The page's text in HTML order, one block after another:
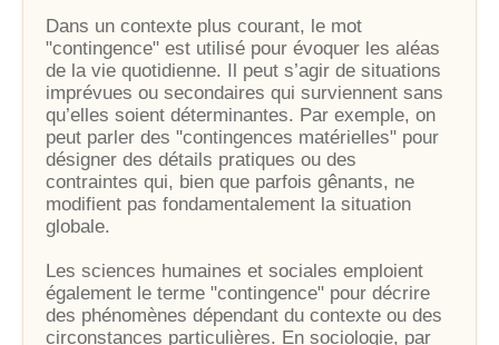
Dans un contexte plus courant, le mot
"contingence" est utilisé pour évoquer les aléas
de la vie quotidienne. Il peut s’agir de situations
imprévues ou secondaires qui surviennent sans
qu’elles soient déterminantes. Par exemple, on
peut parler des "contingences matérielles" pour
désigner des détails pratiques ou des
contraintes qui, bien que parfois gênants, ne
modifient pas fondamentalement la situation
globale.
Les sciences humaines et sociales emploient
également le terme "contingence" pour décrire
des phénomènes dépendant du contexte ou des
circonstances particulières. En sociologie, par